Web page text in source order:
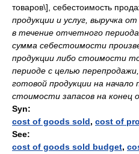
товаров\], себестоимость
продукции и услуг, выручка
в течение отчетного
сумма себестоимости
продукции либо стоимости
периоде с целью
готовой продукции на
стоимости запасов на конец
Syn:
cost of goods sold, cost of
See:
cost of goods sold budget,